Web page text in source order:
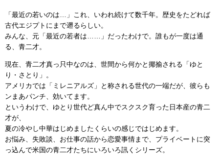
「最近の若いのは…」これ、いわれ続けて数千年。歴史をたどれば
古代エジプトにまで遡るらしい。
みんな、元「最近の若者は……」だったわけで。誰もが一度は通
る、青二才。
現在、青二才真っ只中なのは、世間から何かと揶揄される「ゆと
り・さとり」。
アメリカでは「ミレニアルズ」と称される世代の一端だが、彼らも
ンまあパンチ、効いてます。
というわけで、ゆとり世代ど真ん中でスクスク育った日本産の青二
才が、
夏の冷やし中華はじめましたくらいの感じではじめます。
お悩み、失敗談、お仕事の話から恋愛事情まで、プライベートに突
っ込んで米国の青二才たちにいろいろ訊くシリーズ。